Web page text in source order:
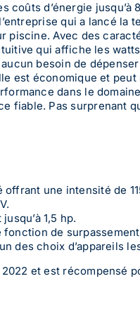
coûts d’énergie
qui a lancé la
piscine. Avec des
qui affiche les
aucun besoin de
est économique et
dans le
fiable. Pas surprenant
une intensité de
1,5 hp.
de
des choix d’appareils
et est